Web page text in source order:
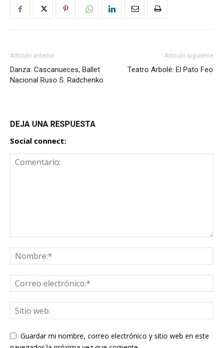
Artículo anterior
Danza: Cascanueces, Ballet
Nacional Ruso S. Radchenko
Artículo siguiente
Teatro Arbolé: El Pato Feo
DEJA UNA RESPUESTA
Social connect:
Guardar mi nombre, correo electrónico y sitio web en este